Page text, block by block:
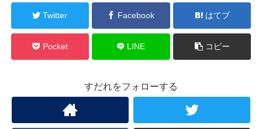
Twitter Facebook はてブ
Pocket LINE コピー
すだれをフォローする